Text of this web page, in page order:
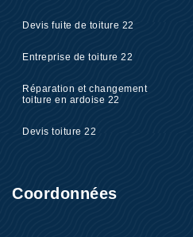
Devis fuite de toiture 22
Entreprise de toiture 22
Réparation et changement
toiture en ardoise 22
Devis toiture 22
Coordonnées